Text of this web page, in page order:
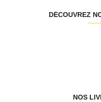
DÉCOUVREZ
NOS